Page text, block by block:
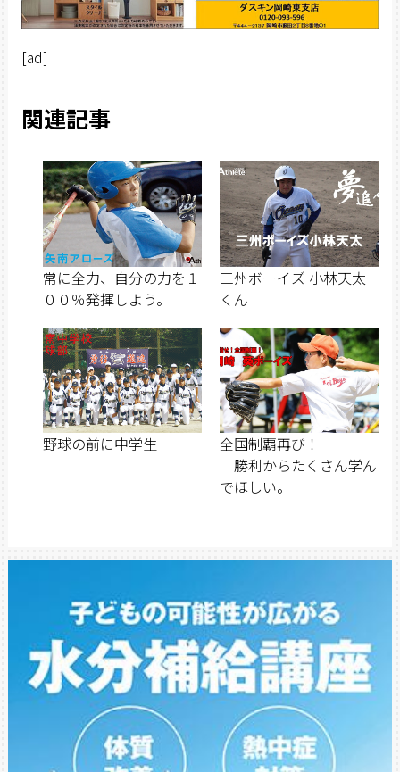
[ad]
関連記事
常に全力、自分の力を１
００％発揮しよう。
三州ボーイズ 小林天太
くん
野球の前に中学生
全国制覇再び！
勝利からたくさん学ん
でほしい。